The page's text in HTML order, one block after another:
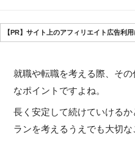
【PR】サイト上のアフィリエイト広告利
就職や転職を考える際、そ
なポイントですよね。
長く安定して続けていける
ランを考えるうえでも大切な